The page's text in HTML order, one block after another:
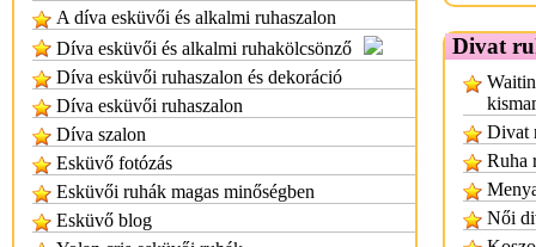
A díva esküvői és alkalmi ruhaszalon
Díva esküvői és alkalmi ruhakölcsönző
Díva esküvői ruhaszalon és dekoráció
Díva esküvői ruhaszalon
Díva szalon
Esküvő fotózás
Esküvői ruhák magas minőségben
Esküvő blog
Divat
Divat
Ruha
Női